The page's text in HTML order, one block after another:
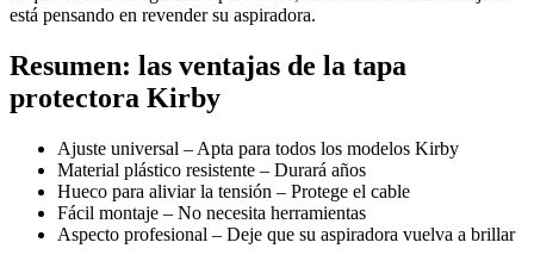
está pensando en revender su aspiradora.
Resumen: las ventajas de la tapa
protectora Kirby
Ajuste universal – Apta para todos los modelos Kirby
Material plástico resistente – Durará años
Hueco para aliviar la tensión – Protege el cable
Fácil montaje – No necesita herramientas
Aspecto profesional – Deje que su aspiradora vuelva a brillar